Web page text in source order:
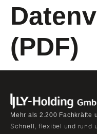
(PDF)
Mehr als 2.200 Fachkräfte
Schnell, flexibel und rund